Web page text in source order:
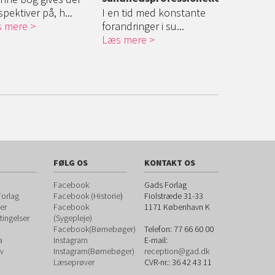
på, h...
mere
I en tid med konstante
forandringer i su...
Læs mere
FØLG OS
Facebook
Facebook (Historie)
Facebook
(Sygepleje)
Facebook(Børnebøger)
Instagram
Instagram(Børnebøger)
Læseprøver
KONTAKT OS
Gads Forlag
Fiolstræde 31-33
1171 København K
Telefon: 77 66 60 00
E-mail:
reception@gad.dk
CVR-nr.: 36 42 43 11